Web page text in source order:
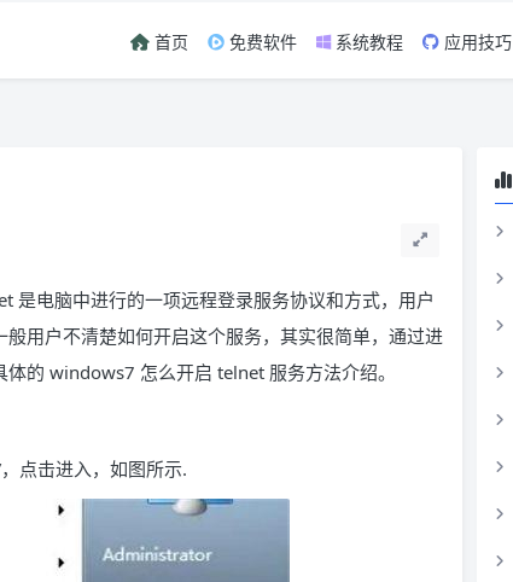
首页 免费软件 系统教程 应用技巧
是电脑中进行的一项远程登录服务协议和方式，用户
用户不清楚如何开启这个服务，其实很简单，通过进
的 windows7 怎么开启 telnet 服务方法介绍。
点击进入，如图所示.